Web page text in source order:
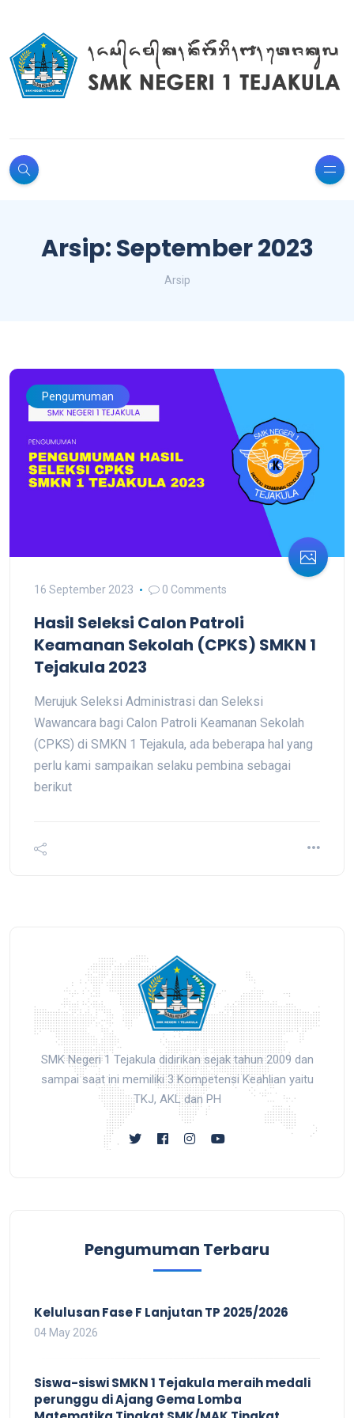
Arsip: September 2023
Arsip
Pengumuman
16 September 2023 0 Comments
Hasil Seleksi Calon Patroli
Keamanan Sekolah (CPKS) SMKN 1
Tejakula 2023
Merujuk Seleksi Administrasi dan Seleksi
Wawancara bagi Calon Patroli Keamanan Sekolah
(CPKS) di SMKN 1 Tejakula, ada beberapa hal yang
perlu kami sampaikan selaku pembina sebagai
berikut
SMK Negeri 1 Tejakula didirikan sejak tahun 2009 dan
sampai saat ini memiliki 3 Kompetensi Keahlian yaitu
TKJ, AKL dan PH
Pengumuman Terbaru
Kelulusan Fase F Lanjutan TP 2025/2026
04 May 2026
Siswa-siswi SMKN 1 Tejakula meraih medali
perunggu di Ajang Gema Lomba